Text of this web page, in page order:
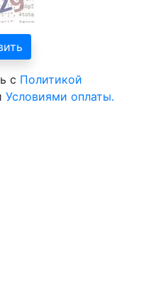
с Политикой
Условиями оплаты.